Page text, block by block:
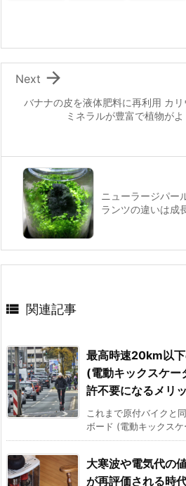
バナナの皮を液体肥料に再利用 カ
ミネラルが豊富で植物が

Next
ニューラージパー
ランツの違いは成
 関連記事
最高時速20km以
(電動キックスケー
許不要になるメリ
これまで原付バイクと
ボード (電動キックス
大寒波や電気代の
が再評価される時